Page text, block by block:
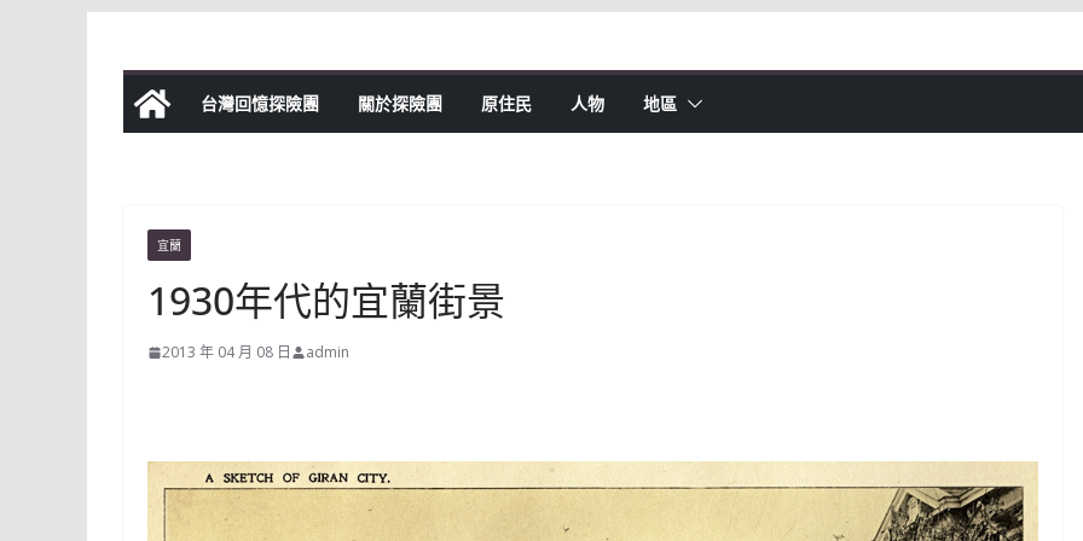
content
台灣回憶探險團 關於探險團 原住民 人物 地區
宜蘭
1930年代的宜蘭街景
2013 年 04 月 08 日 admin